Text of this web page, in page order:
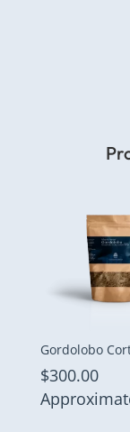
Gordolobo
$300.00